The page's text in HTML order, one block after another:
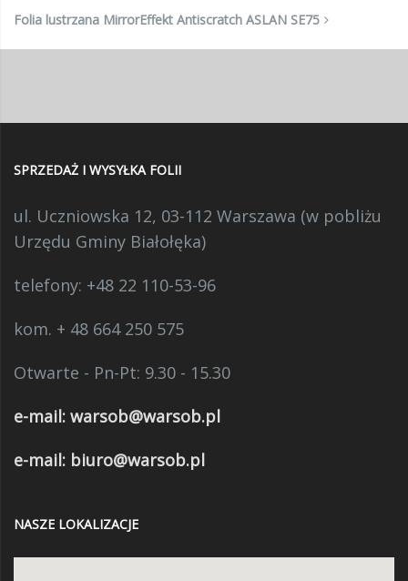
Folia lustrzana MirrorEffekt Antiscratch ASLAN SE75
SPRZEDAŻ I WYSYŁKA FOLII
ul. Uczniowska 12, 03-112 Warszawa (w pobliżu
Urzędu Gminy Białołęka)
telefony: +48 22 110-53-96
kom. + 48 664 250 575
Otwarte - Pn-Pt: 9.30 - 15.30
e-mail: warsob@warsob.pl
e-mail: biuro@warsob.pl
NASZE LOKALIZACJE